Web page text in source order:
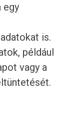
egy
is.
például
vagy a